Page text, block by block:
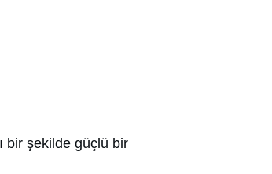
bir şekilde güçlü bir